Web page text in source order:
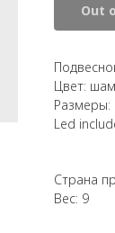
Out
Цвет:
Размеры:
Led
Страна
Вес: 9